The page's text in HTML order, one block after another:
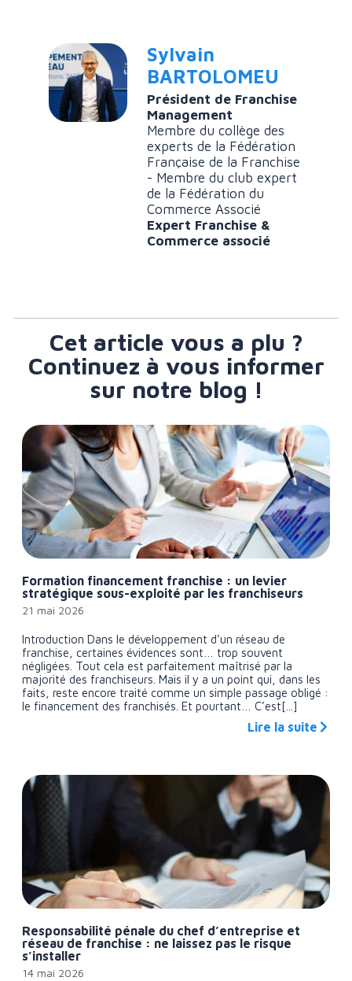
Sylvain
BARTOLOMEU
Président de Franchise
Management
Membre du collège des
experts de la Fédération
Française de la Franchise
- Membre du club expert
de la Fédération du
Commerce Associé
Expert Franchise &
Commerce associé
Cet article vous a plu ?
Continuez à vous informer
sur notre blog !
Formation financement franchise : un levier
stratégique sous-exploité par les franchiseurs
21 mai 2026
Introduction Dans le développement d’un réseau de
franchise, certaines évidences sont… trop souvent
négligées. Tout cela est parfaitement maîtrisé par la
majorité des franchiseurs. Mais il y a un point qui, dans les
faits, reste encore traité comme un simple passage obligé :
le financement des franchisés. Et pourtant… C’est[...]
Lire la suite
Responsabilité pénale du chef d’entreprise et
réseau de franchise : ne laissez pas le risque
s’installer
14 mai 2026